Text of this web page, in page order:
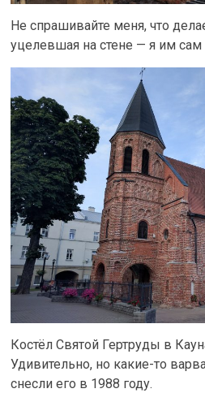
Не спрашивайте меня, что
уцелевшая на стене — я им
Костёл Святой Гертруды в
Удивительно, но какие-то
снесли его в 1988 году.